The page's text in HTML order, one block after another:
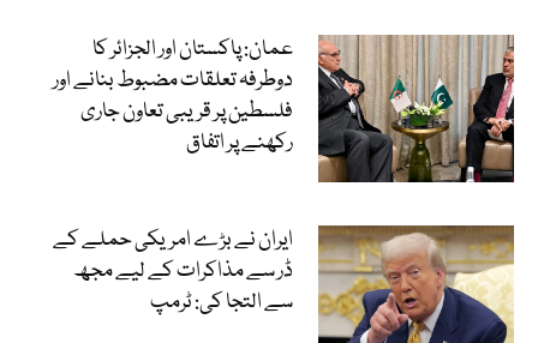
عمان: پاکستان اور الجزائر کا
دوطرفہ تعلقات مضبوط بنانے اور
فلسطین پر قریبی تعاون جاری
رکھنے پر اتفاق
ایران نے بڑے امریکی حملے کے
ڈر سے مذاکرات کے لیے مجھ
سے التجا کی: ٹرمپ